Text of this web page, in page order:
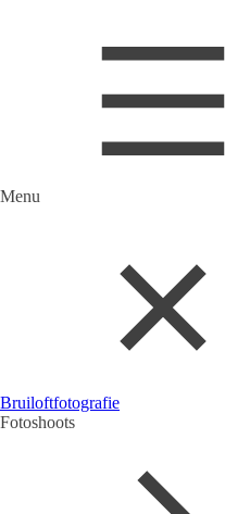
Menu
Bruiloftfotografie
Fotoshoots